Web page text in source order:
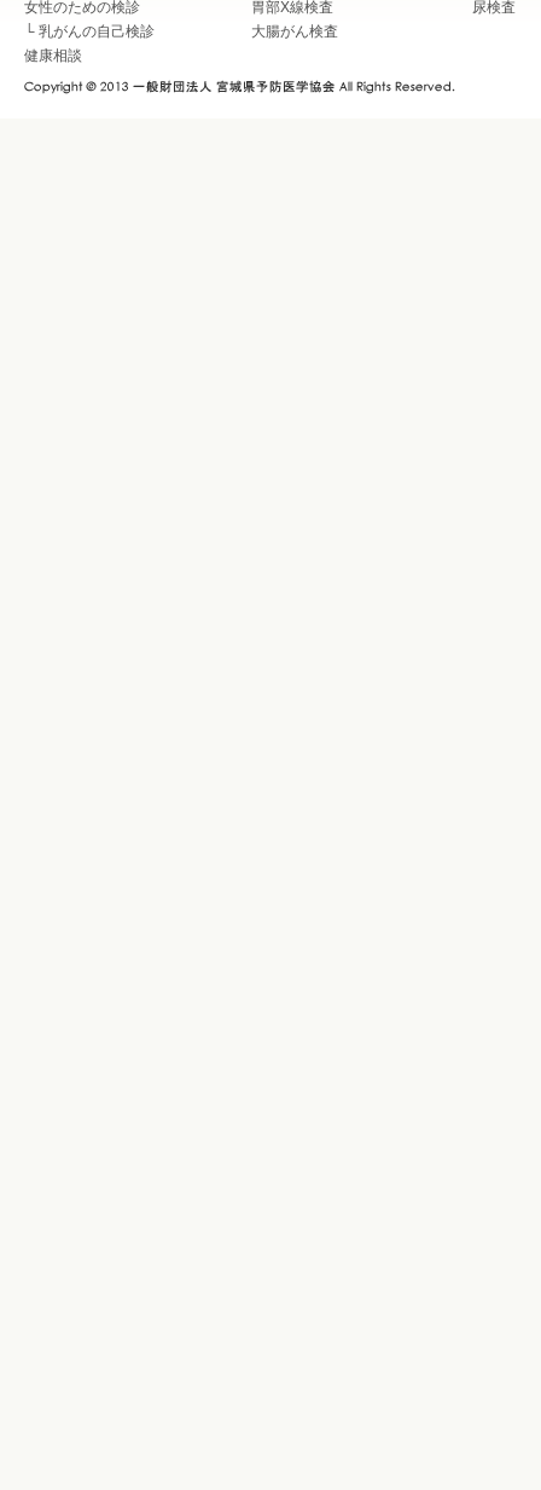
女性のための検診
└ 乳がんの自己検診
健康相談
胃部X線検査
尿検査
大腸がん検査